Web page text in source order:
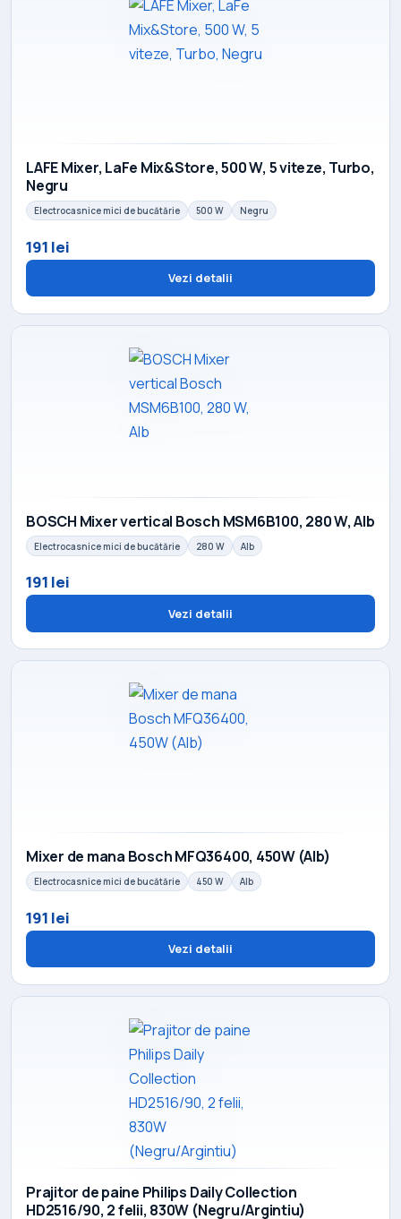
LAFE Mixer, LaFe Mix&Store, 500 W, 5 viteze, Turbo,
Negru
Electrocasnice mici de bucătărie 500 W Negru
191 lei
Vezi detalii
BOSCH Mixer vertical Bosch MSM6B100, 280 W, Alb
Electrocasnice mici de bucătărie 280 W Alb
191 lei
Vezi detalii
Mixer de mana Bosch MFQ36400, 450W (Alb)
Electrocasnice mici de bucătărie 450 W Alb
191 lei
Vezi detalii
Prajitor de paine Philips Daily Collection
HD2516/90, 2 felii, 830W (Negru/Argintiu)